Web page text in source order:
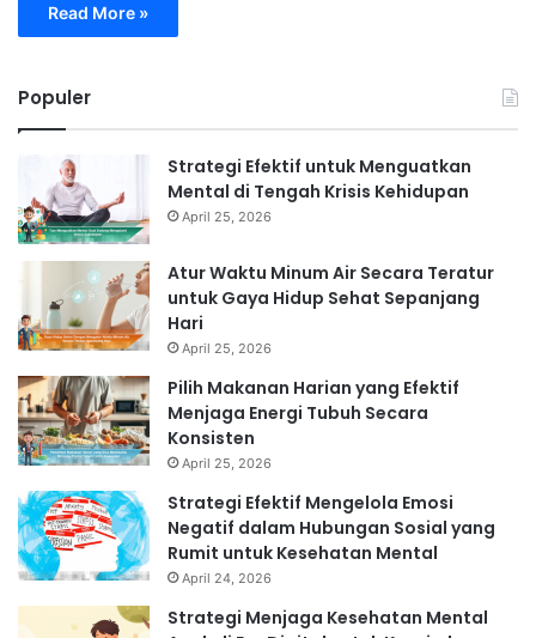
Read More »
Populer
Strategi Efektif untuk Menguatkan
Mental di Tengah Krisis Kehidupan
April 25, 2026
Atur Waktu Minum Air Secara Teratur
untuk Gaya Hidup Sehat Sepanjang
Hari
April 25, 2026
Pilih Makanan Harian yang Efektif
Menjaga Energi Tubuh Secara
Konsisten
April 25, 2026
Strategi Efektif Mengelola Emosi
Negatif dalam Hubungan Sosial yang
Rumit untuk Kesehatan Mental
April 24, 2026
Strategi Menjaga Kesehatan Mental